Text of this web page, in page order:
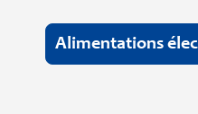
Alimentations